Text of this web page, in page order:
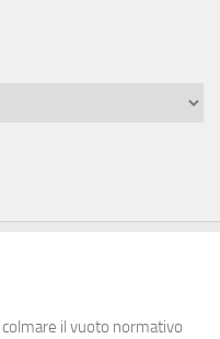
colmare il vuoto normativo